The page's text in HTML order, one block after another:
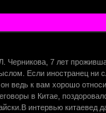
Черникова, 7 лет
Если иностранец ни
ведь к вам хорошо
в Китае,
интервью китаевед